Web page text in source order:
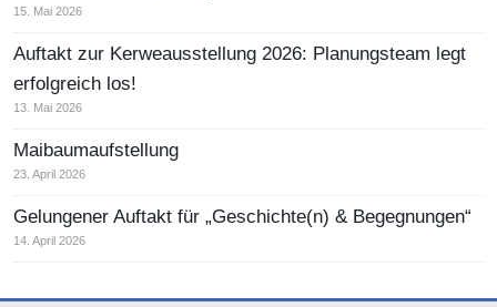
15. Mai 2026
Auftakt zur Kerweausstellung 2026: Planungsteam legt
erfolgreich los!
13. Mai 2026
Maibaumaufstellung
23. April 2026
Gelungener Auftakt für „Geschichte(n) & Begegnungen“
14. April 2026